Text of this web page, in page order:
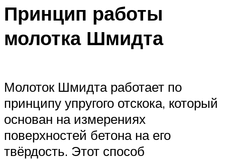
Принцип работы
молотка Шмидта
Молоток Шмидта работает по
принципу упругого отскока, который
основан на измерениях
поверхностей бетона на его
твёрдость. Этот способ